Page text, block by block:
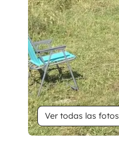
Ver todas las fotos